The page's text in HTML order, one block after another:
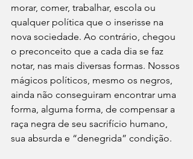
morar, comer, trabalhar, escola ou
qualquer política que o inserisse na
nova sociedade. Ao contrário, chegou
o preconceito que a cada dia se faz
notar, nas mais diversas formas. Nossos
mágicos políticos, mesmo os negros,
ainda não conseguiram encontrar uma
forma, alguma forma, de compensar a
raça negra de seu sacrifício humano,
sua absurda e “denegrida” condição.